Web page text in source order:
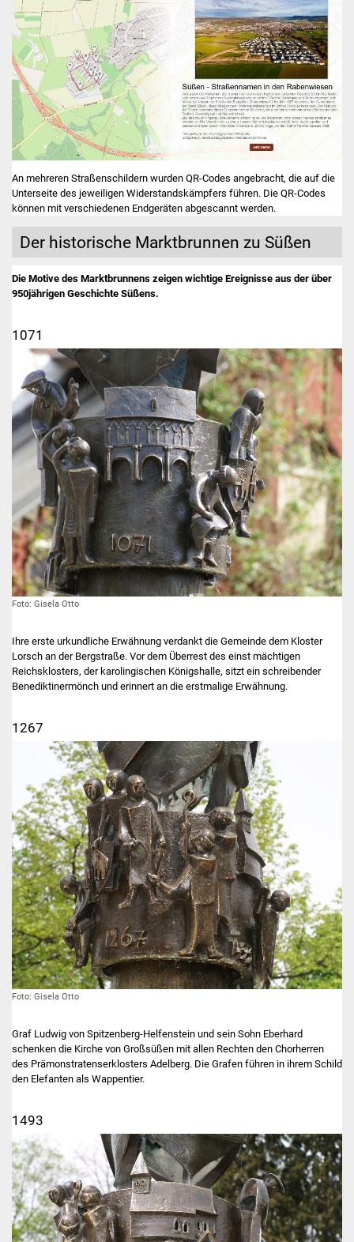
Senioren
Stadtseniorenrat
Sommerwochen für
Ältere
Seniorenwohn- und
Familien
Freundeskreis Asyl
Ukraine-Hilfe
Wohnen
Bauen in Süßen
Wohnimmobilien +
Baugrundstücke
Wirtschaft
Wirtschaftsförderung
Gewerbeimmobilien
Ausschreibungen
Öffentliche
Ausschreibung
Europaweite
Ausschreibung
Beschränkte
Ausschreibung
Freihändige Vergabe
Gewerbe - Selbsteintrag
An mehreren Straßenschildern wurden QR-Codes angebracht, die auf die
Unterseite des jeweiligen Widerstandskämpfers führen. Die QR-Codes
können mit verschiedenen Endgeräten abgescannt werden.
Der historische Marktbrunnen zu Süßen
Die Motive des Marktbrunnens zeigen wichtige Ereignisse aus der über
950jährigen Geschichte Süßens.
1071
Foto: Gisela Otto
Ihre erste urkundliche Erwähnung verdankt die Gemeinde dem Kloster
Lorsch an der Bergstraße. Vor dem Überrest des einst mächtigen
Reichsklosters, der karolingischen Königshalle, sitzt ein schreibender
Benediktinermönch und erinnert an die erstmalige Erwähnung.
1267
Foto: Gisela Otto
Graf Ludwig von Spitzenberg-Helfenstein und sein Sohn Eberhard
schenken die Kirche von Großsüßen mit allen Rechten den Chorherren
des Prämonstratenserklosters Adelberg. Die Grafen führen in ihrem Schild
den Elefanten als Wappentier.
1493